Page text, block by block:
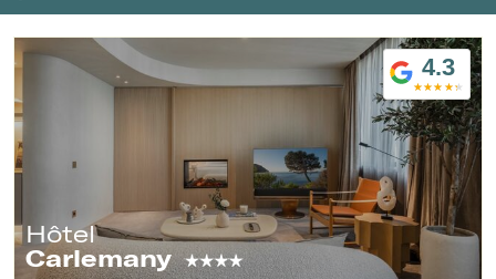
Vérifier le code de réservation
4.3
Hôtel
Carlemany